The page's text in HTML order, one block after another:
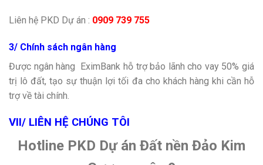
Liên hệ PKD Dự án : 0909 739 755
3/ Chính sách ngân hàng
Được ngân hàng EximBank hỗ trợ bảo lãnh cho vay 50% giá
trị lô đất, tạo sự thuận lợi tối đa cho khách hàng khi cần hỗ
trợ về tài chính.
VII/ LIÊN HỆ CHÚNG TÔI
Hotline PKD Dự án Đất nền Đảo Kim